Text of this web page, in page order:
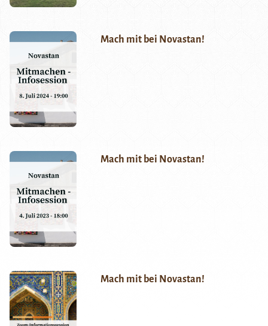
Mach mit bei Novastan!
Mach mit bei Novastan!
Mach mit bei Novastan!